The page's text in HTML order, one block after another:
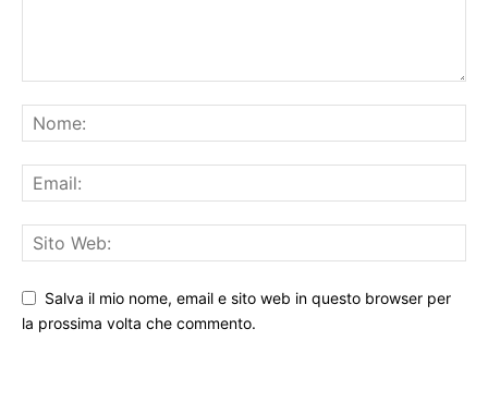
Salva il mio nome, email e sito web in questo browser per
la prossima volta che commento.